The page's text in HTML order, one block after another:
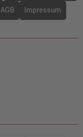
shopping_cart
AGB Impressum